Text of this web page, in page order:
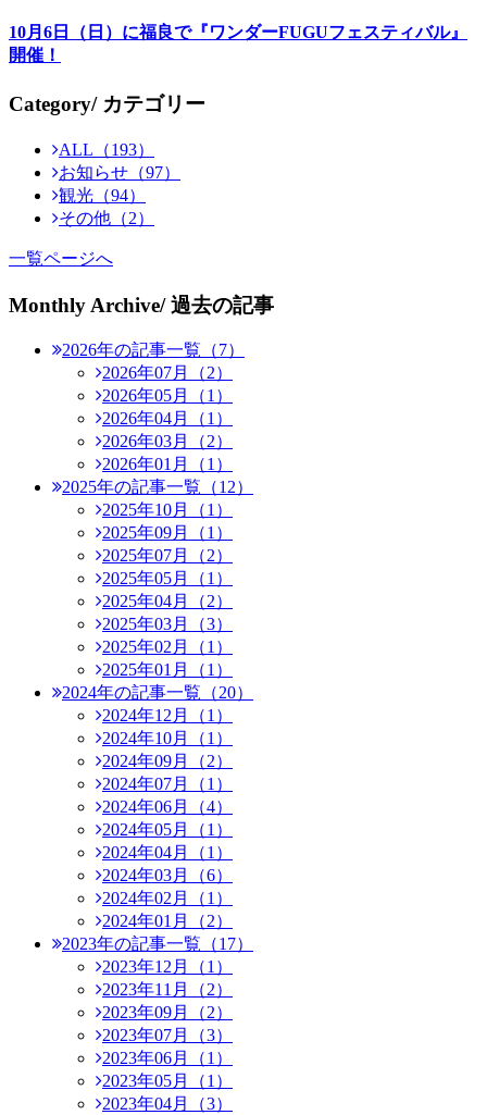
10月6日（日）に福良で『ワンダーFUGUフェスティバル』
開催！
Category/ カテゴリー
ALL（193）
お知らせ（97）
観光（94）
その他（2）
一覧ページへ
Monthly Archive/ 過去の記事
2026年の記事一覧（7）
2026年07月（2）
2026年05月（1）
2026年04月（1）
2026年03月（2）
2026年01月（1）
2025年の記事一覧（12）
2025年10月（1）
2025年09月（1）
2025年07月（2）
2025年05月（1）
2025年04月（2）
2025年03月（3）
2025年02月（1）
2025年01月（1）
2024年の記事一覧（20）
2024年12月（1）
2024年10月（1）
2024年09月（2）
2024年07月（1）
2024年06月（4）
2024年05月（1）
2024年04月（1）
2024年03月（6）
2024年02月（1）
2024年01月（2）
2023年の記事一覧（17）
2023年12月（1）
2023年11月（2）
2023年09月（2）
2023年07月（3）
2023年06月（1）
2023年05月（1）
2023年04月（3）